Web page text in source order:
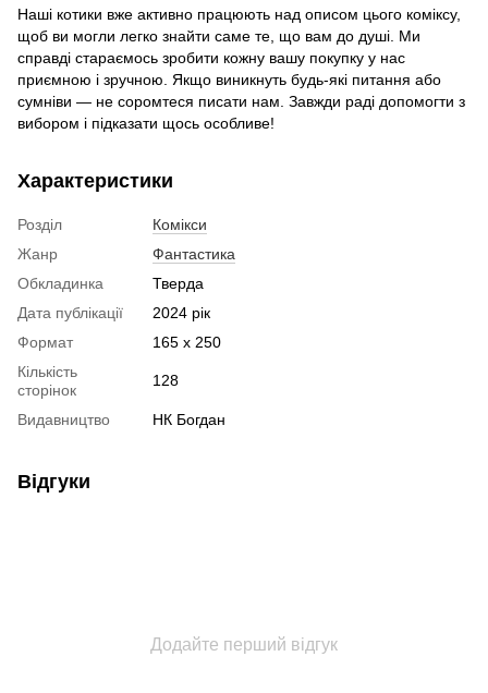
Наші котики вже активно працюють над описом цього коміксу,
щоб ви могли легко знайти саме те, що вам до душі. Ми
справді стараємось зробити кожну вашу покупку у нас
приємною і зручною. Якщо виникнуть будь-які питання або
сумніви — не соромтеся писати нам. Завжди раді допомогти з
вибором і підказати щось особливе!
Характеристики
Розділ
Комікси
Жанр
Фантастика
Обкладинка
Тверда
Дата публікації
2024 рік
Формат
165 х 250
Кількість
сторінок
128
Видавництво НК Богдан
Відгуки
Додайте перший відгук